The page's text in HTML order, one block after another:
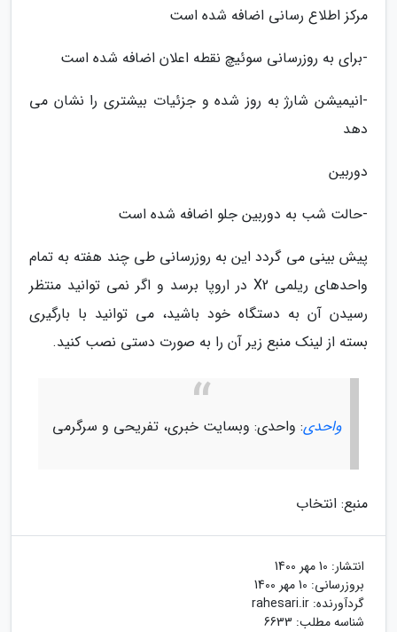
مرکز اطلاع رسانی اضافه شده است
-برای به روزرسانی سوئیچ نقطه اعلان اضافه شده است
-انیمیشن شارژ به روز شده و جزئیات بیشتری را نشان می
دهد
دوربین
-حالت شب به دوربین جلو اضافه شده است
پیش بینی می گردد این به روزرسانی طی چند هفته به تمام
واحدهای ریلمی X2 در اروپا برسد و اگر نمی توانید منتظر
رسیدن آن به دستگاه خود باشید، می توانید با بارگیری
بسته از لینک منبع زیر آن را به صورت دستی نصب کنید.
واحدی: واحدی: وبسایت خبری، تفریحی و سرگرمی
منبع: انتخاب
انتشار: 10 مهر 1400
بروزرسانی: 10 مهر 1400
گردآورنده: rahesari.ir
شناسه مطلب: 6633